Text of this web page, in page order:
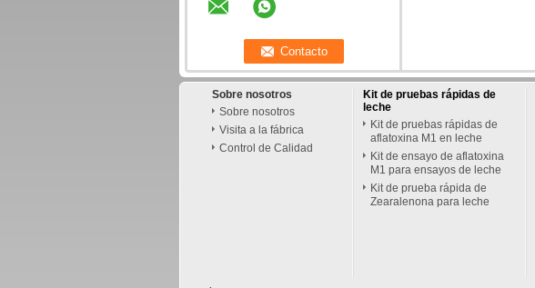
Sobre nosotros
Sobre nosotros
Visita a la fábrica
Control de Calidad
Kit de pruebas rápidas de
leche
Kit de pruebas rápidas de
aflatoxina M1 en leche
Kit de ensayo de aflatoxina
M1 para ensayos de leche
Kit de prueba rápida de
Zearalenona para leche